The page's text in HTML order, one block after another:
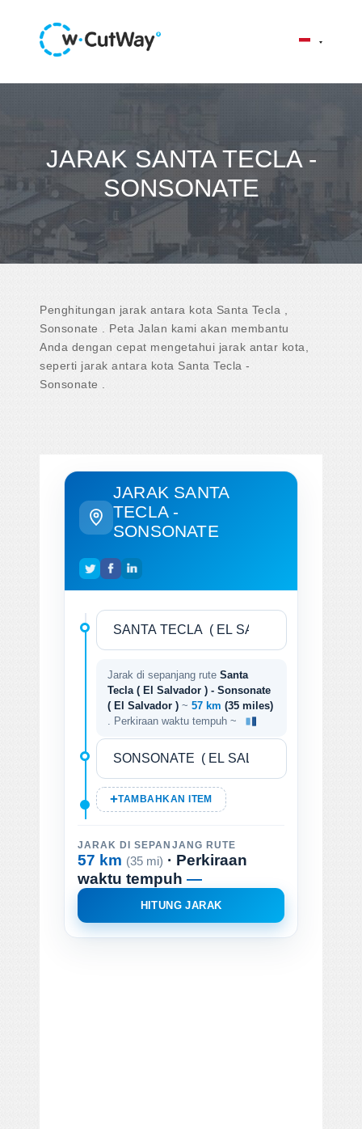
JARAK SANTA TECLA -
SONSONATE
Penghitungan jarak antara kota Santa Tecla ,
Sonsonate . Peta Jalan kami akan membantu
Anda dengan cepat mengetahui jarak antar kota,
seperti jarak antara kota Santa Tecla -
Sonsonate .
JARAK SANTA
TECLA -
SONSONATE
Jarak di sepanjang rute Santa
Tecla ( El Salvador ) - Sonsonate
( El Salvador ) ~ 57 km (35 miles)
. Perkiraan waktu tempuh ~
TAMBAHKAN ITEM
JARAK DI SEPANJANG RUTE
57 km (35 mi) · Perkiraan
waktu tempuh —
HITUNG JARAK